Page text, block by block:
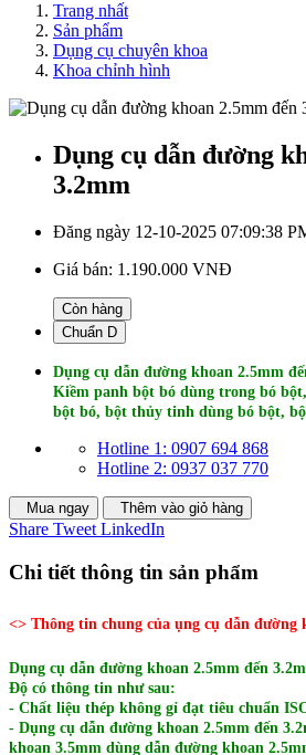
Trang nhất
Sản phẩm
Dụng cụ chuyên khoa
Khoa chỉnh hình
Dụng cụ dẫn đường
3.2mm
Đăng ngày 12-10-2025 07:09:38
Giá bán: 1.190.000 VNĐ
Còn hàng
Chuẩn D
Dụng cụ dẫn đường khoan 2.5mm
Kiềm panh bột bó dùng trong bó
bột bó, bột thủy tinh dùng bó bột,
Hotline 1: 0907 694 868
Hotline 2: 0937 037 770
Mua ngay Thêm vào giỏ hàng
Share Tweet LinkedIn
Chi tiết thông tin sản phẩm
<> Thông tin chung của ụng cụ dẫn đường
Dụng cụ dẫn đường khoan 2.5mm đến
Độ có thông tin như sau:
​- Chất liệu thép không gỉ đạt tiêu chuẩn
- Dụng cụ dẫn đường khoan 2.5mm đến
khoan 3.5mm dùng dẫn đường khoan